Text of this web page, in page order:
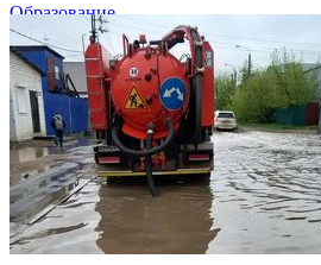
Образование